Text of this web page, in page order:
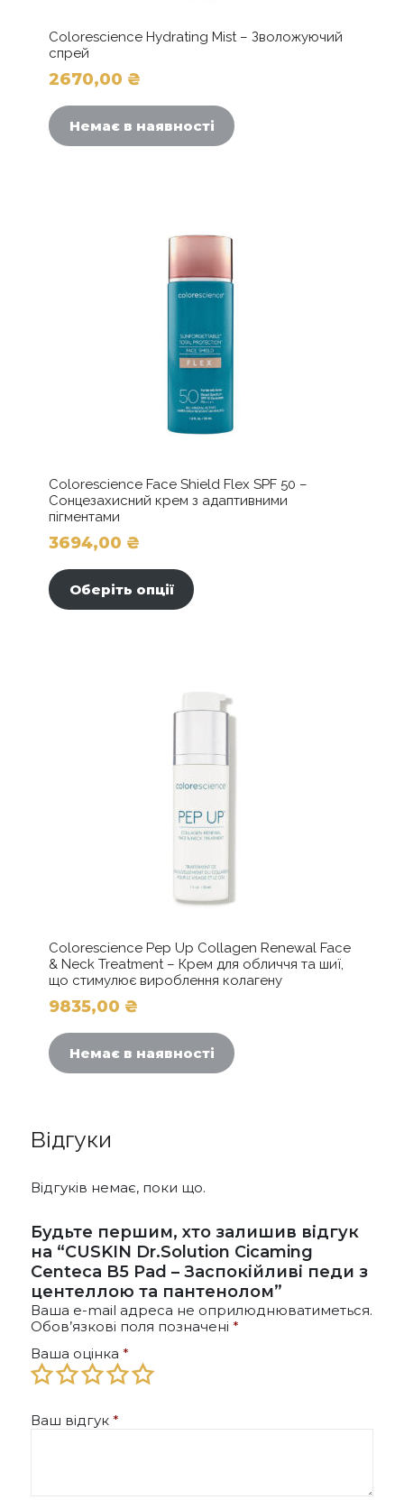
Colorescience Hydrating Mist – Зволожуючий
спрей
2670,00 ₴
Немає в наявності
Colorescience Face Shield Flex SPF 50 –
Сонцезахисний крем з адаптивними
пігментами
3694,00 ₴
Оберіть опції
вибрати
товару
Colorescience Pep Up Collagen Renewal Face
& Neck Treatment – Крем для обличчя та шиї,
що стимулює вироблення колагену
9835,00 ₴
Немає в наявності
Відгуки
Відгуків немає, поки що.
Будьте першим, хто залишив відгук
на “CUSKIN Dr.Solution Cicaming
Centeca B5 Pad – Заспокійливі педи з
центеллою та пантенолом”
Ваша e-mail адреса не оприлюднюватиметься.
Обов’язкові поля позначені *
Ваша оцінка *
Ваш відгук *